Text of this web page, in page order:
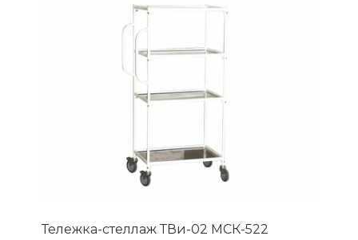
Тележка-стеллаж ТВи-02 МСК-522